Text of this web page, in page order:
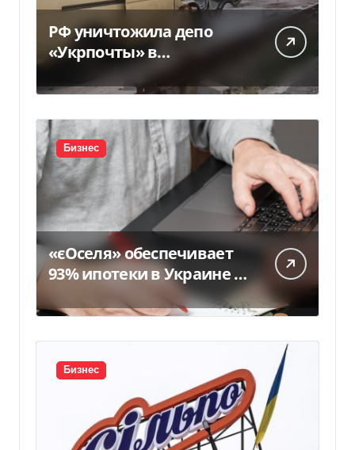
РФ уничтожила депо
«Укрпочты» в
Павлограде: есть
погибшие и ранены
Бизнес
«єОселя» обеспечивает
93% ипотеки в Украине –
банкиры
Бизнес